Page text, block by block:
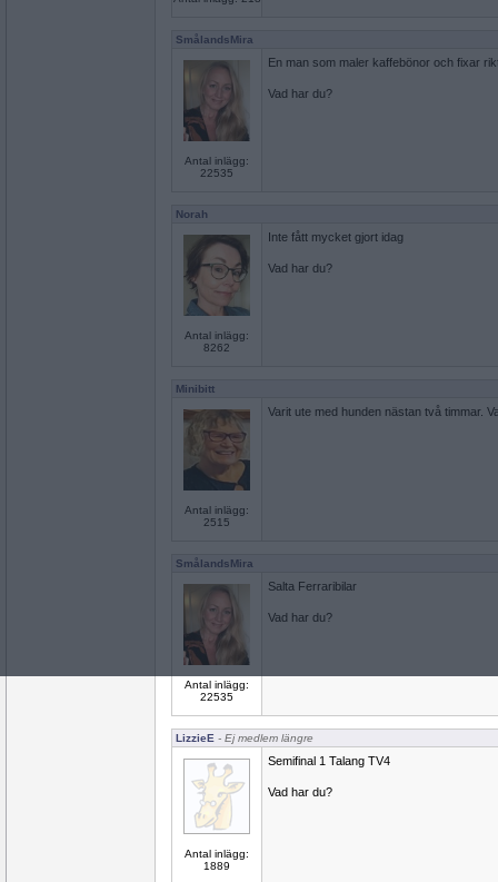
SmålandsMira
Antal inlägg:
22535
En man som maler kaffebönor och fixar
Vad har du?
Norah
Antal inlägg:
8262
Inte fått mycket gjort idag
Vad har du?
Minibitt
Antal inlägg:
2515
Varit ute med hunden nästan två timmar.
SmålandsMira
Antal inlägg:
22535
Salta Ferraribilar
Vad har du?
LizzieE - Ej medlem längre
Antal inlägg:
1889
Semifinal 1 Talang TV4
Vad har du?